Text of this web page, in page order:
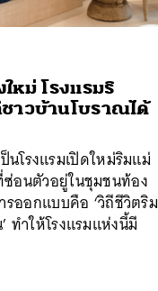
หม่ โรงแรมริ
าวบ้านโบราณได้
นโรงแรมเปิดใหม่ริมแม่
อนตัวอยู่ในชุมชนท้อง
ออกแบบคือ ‘วิถีชีวิตริม
ทำให้โรงแรมแห่งนี้มี
LINE EMAIL